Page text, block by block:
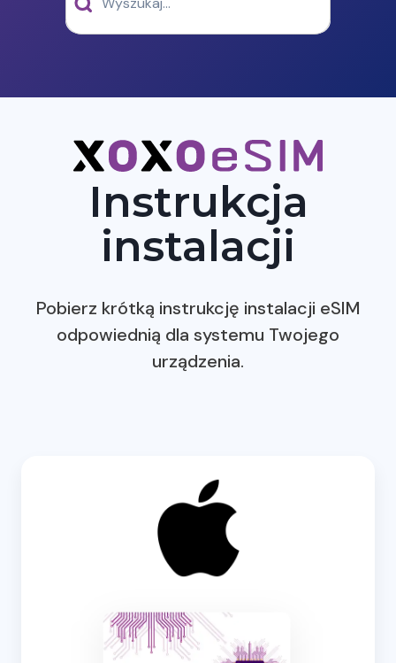
Instrukcja
instalacji
Pobierz krótką instrukcję instalacji eSIM
odpowiednią dla systemu Twojego
urządzenia.